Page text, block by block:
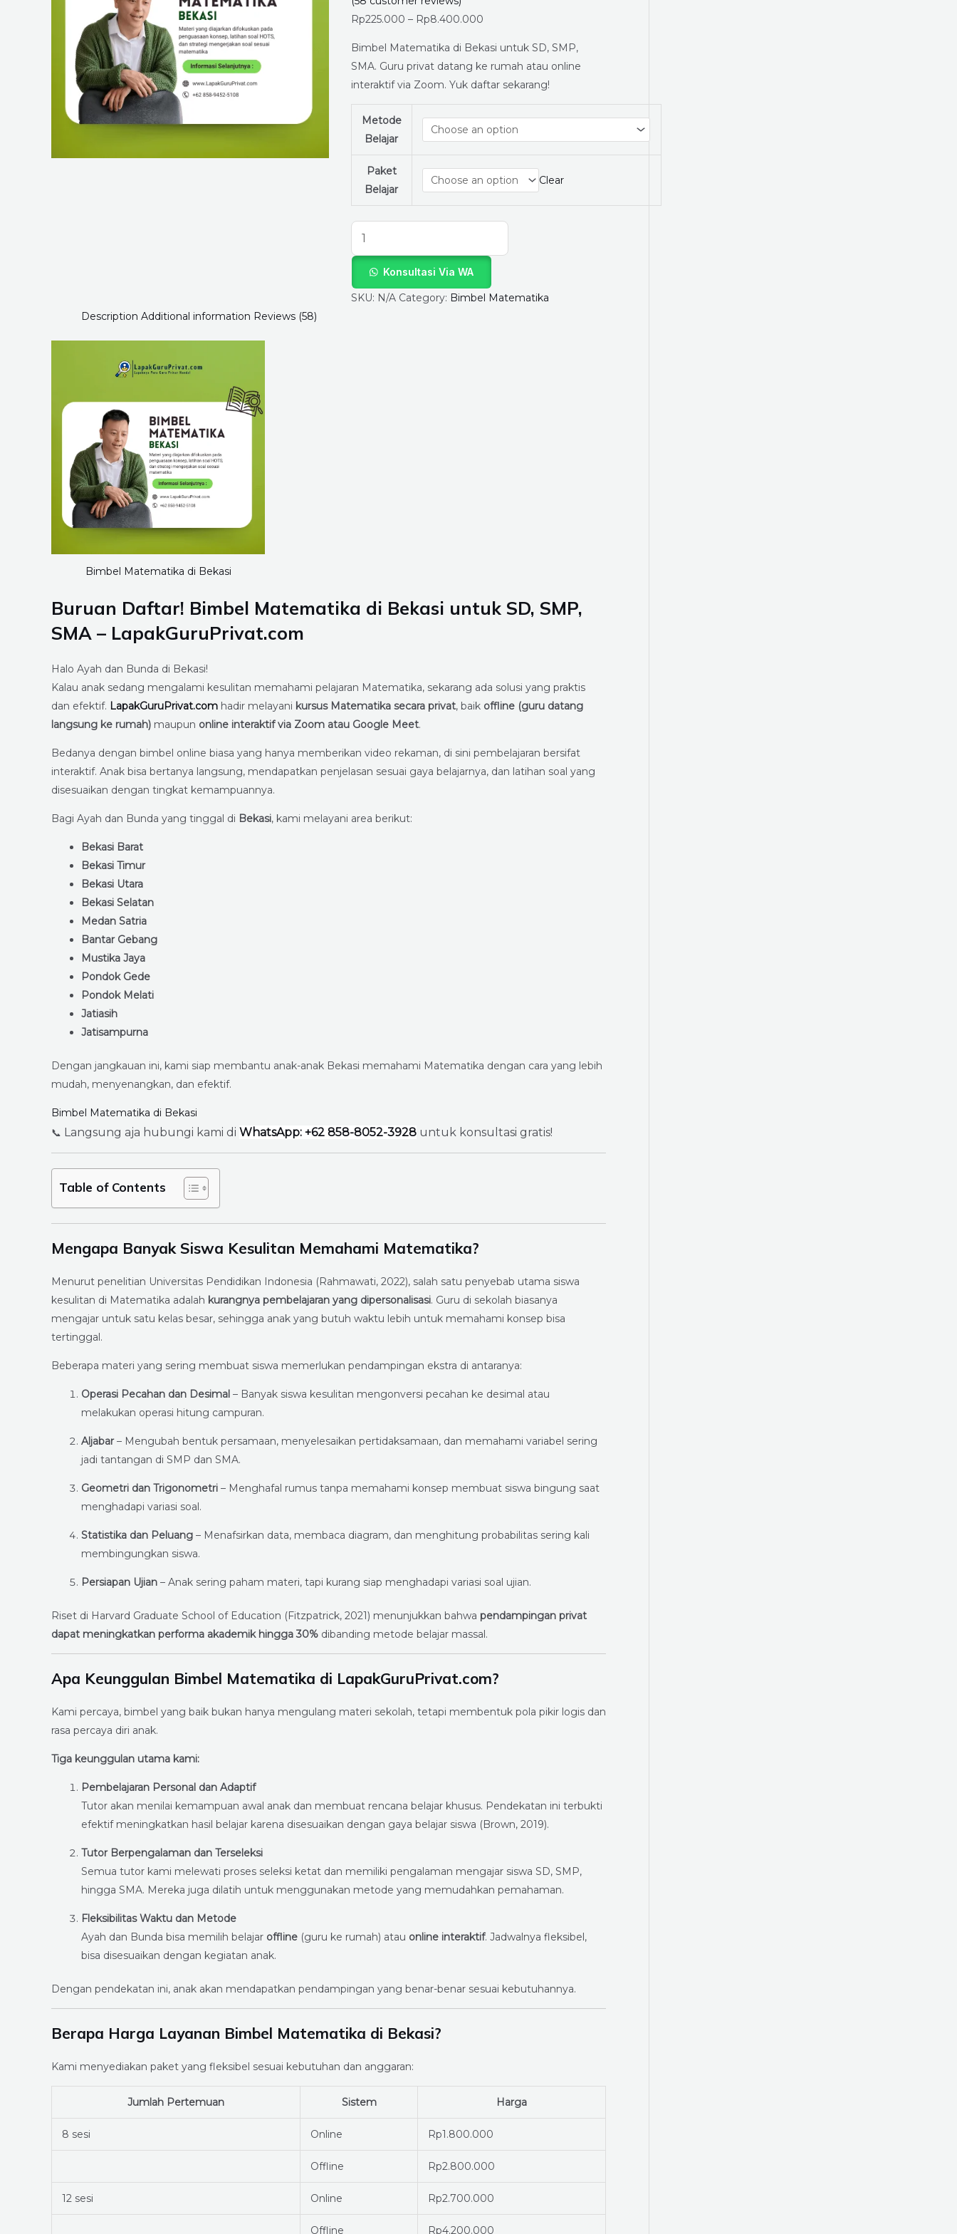
Rp225.000 – Rp8.400.000
Bimbel Matematika di Bekasi untuk SD, SMP,
SMA. Guru privat datang ke rumah atau online
interaktif via Zoom. Yuk daftar sekarang!
Metode
Belajar
Paket
Belajar
Clear
SD,
SMA
–
LapakGuruPrivat.com
Konsultasi Via WA
SKU: N/A Category: Bimbel Matematika
Description Additional information Reviews (58)
Bimbel Matematika di Bekasi
Buruan Daftar! Bimbel Matematika di Bekasi untuk SD, SMP,
SMA – LapakGuruPrivat.com
Halo Ayah dan Bunda di Bekasi!
Kalau anak sedang mengalami kesulitan memahami pelajaran Matematika, sekarang ada solusi yang praktis
dan efektif. LapakGuruPrivat.com hadir melayani kursus Matematika secara privat, baik offline (guru datang
langsung ke rumah) maupun online interaktif via Zoom atau Google Meet.
Bedanya dengan bimbel online biasa yang hanya memberikan video rekaman, di sini pembelajaran bersifat
interaktif. Anak bisa bertanya langsung, mendapatkan penjelasan sesuai gaya belajarnya, dan latihan soal yang
disesuaikan dengan tingkat kemampuannya.
Bagi Ayah dan Bunda yang tinggal di Bekasi, kami melayani area berikut:
Bekasi Barat
Bekasi Timur
Bekasi Utara
Bekasi Selatan
Medan Satria
Bantar Gebang
Mustika Jaya
Pondok Gede
Pondok Melati
Jatiasih
Jatisampurna
Dengan jangkauan ini, kami siap membantu anak-anak Bekasi memahami Matematika dengan cara yang lebih
mudah, menyenangkan, dan efektif.
Bimbel Matematika di Bekasi
📞 Langsung aja hubungi kami di WhatsApp: +62 858-8052-3928 untuk konsultasi gratis!
Table of Contents
Mengapa Banyak Siswa Kesulitan Memahami Matematika?
Menurut penelitian Universitas Pendidikan Indonesia (Rahmawati, 2022), salah satu penyebab utama siswa
kesulitan di Matematika adalah kurangnya pembelajaran yang dipersonalisasi. Guru di sekolah biasanya
mengajar untuk satu kelas besar, sehingga anak yang butuh waktu lebih untuk memahami konsep bisa
tertinggal.
Beberapa materi yang sering membuat siswa memerlukan pendampingan ekstra di antaranya:
Operasi Pecahan dan Desimal – Banyak siswa kesulitan mengonversi pecahan ke desimal atau
melakukan operasi hitung campuran.
Aljabar– Mengubah bentuk persamaan, menyelesaikan pertidaksamaan, dan memahami variabel sering
jadi tantangan di SMP dan SMA.
Geometri dan Trigonometri – Menghafal rumus tanpa memahami konsep membuat siswa bingung saat
menghadapi variasi soal.
Statistika dan Peluang – Menafsirkan data, membaca diagram, dan menghitung probabilitas sering kali
membingungkan siswa.
Persiapan Ujian – Anak sering paham materi, tapi kurang siap menghadapi variasi soal ujian.
Riset di Harvard Graduate School of Education (Fitzpatrick, 2021) menunjukkan bahwa pendampingan privat
dapat meningkatkan performa akademik hingga 30% dibanding metode belajar massal.
Apa Keunggulan Bimbel Matematika di LapakGuruPrivat.com?
Kami percaya, bimbel yang baik bukan hanya mengulang materi sekolah, tetapi membentuk pola pikir logis dan
rasa percaya diri anak.
Tiga keunggulan utama kami:
Pembelajaran Personal dan Adaptif
Tutor akan menilai kemampuan awal anak dan membuat rencana belajar khusus. Pendekatan ini terbukti
efektif meningkatkan hasil belajar karena disesuaikan dengan gaya belajar siswa (Brown, 2019).
Tutor Berpengalaman dan Terseleksi
Semua tutor kami melewati proses seleksi ketat dan memiliki pengalaman mengajar siswa SD, SMP,
hingga SMA. Mereka juga dilatih untuk menggunakan metode yang memudahkan pemahaman.
Fleksibilitas Waktu dan Metode
Ayah dan Bunda bisa memilih belajar offline (guru ke rumah) atau online interaktif. Jadwalnya fleksibel,
bisa disesuaikan dengan kegiatan anak.
Dengan pendekatan ini, anak akan mendapatkan pendampingan yang benar-benar sesuai kebutuhannya.
Berapa Harga Layanan Bimbel Matematika di Bekasi?
Kami menyediakan paket yang fleksibel sesuai kebutuhan dan anggaran:
Jumlah Pertemuan Sistem Harga
8 sesi Online Rp1.800.000
Offline Rp2.800.000
12 sesi Online Rp2.700.000
Offline Rp4.200.000